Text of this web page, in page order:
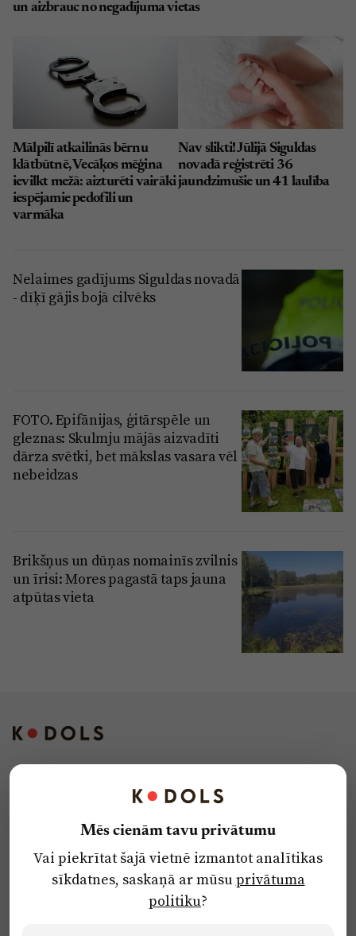
un aizbrauc no negadījuma vietas
Mālpilī atkailinās bērnu
klātbūtnē, Vecāķos mēģina
ievilkt mežā: aizturēti vairāki
iespējamie pedofili un
varmāka
Nav slikti! Jūlijā Siguldas
novadā reģistrēti 36
jaundzimušie un 41 laulība
Nelaimes gadījums Siguldas novadā
- dīķī gājis bojā cilvēks
FOTO. Epifānijas, ģitārspēle un
gleznas: Skulmju mājās aizvadīti
dārza svētki, bet mākslas vasara vēl
nebeidzas
Brikšņus un dūņas nomainīs zvilnis
un īrisi: Mores pagastā taps jauna
atpūtas vieta
Privātuma politika
Ētikas kodekss
Mēs cienām tavu privātumu
Vai piekrītat šajā vietnē izmantot analītikas
sīkdatnes, saskaņā ar mūsuprivātuma
politiku?